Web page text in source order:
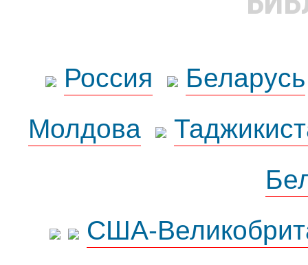
Россия
Беларусь
Молдова
США-